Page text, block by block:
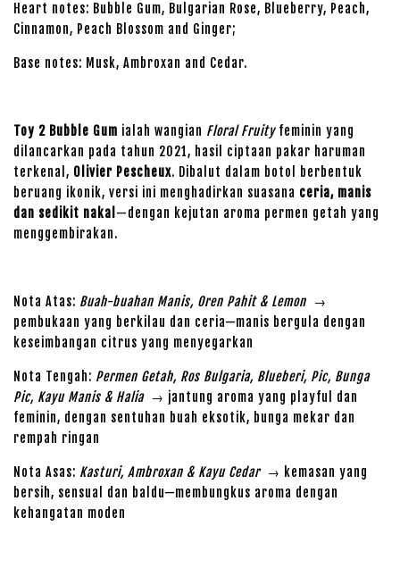
Heart notes: Bubble Gum, Bulgarian Rose, Blueberry, Peach,
Cinnamon, Peach Blossom and Ginger;
Base notes: Musk, Ambroxan and Cedar.
Toy 2 Bubble Gum ialah wangian Floral Fruityfeminin yang
dilancarkan pada tahun 2021, hasil ciptaan pakar haruman
terkenal, Olivier Pescheux. Dibalut dalam botol berbentuk
beruang ikonik, versi ini menghadirkan suasana ceria, manis
dan sedikit nakal —dengan kejutan aroma permen getah yang
menggembirakan.
Nota Atas: Buah-buahan Manis, Oren Pahit & Lemon →
pembukaan yang berkilau dan ceria—manis bergula dengan
keseimbangan citrus yang menyegarkan
Nota Tengah: Permen Getah, Ros Bulgaria, Blueberi, Pic, Bunga
Pic, Kayu Manis & Halia→ jantung aroma yang playful dan
feminin, dengan sentuhan buah eksotik, bunga mekar dan
rempah ringan
Nota Asas: Kasturi, Ambroxan & Kayu Cedar→ kemasan yang
bersih, sensual dan baldu—membungkus aroma dengan
kehangatan moden